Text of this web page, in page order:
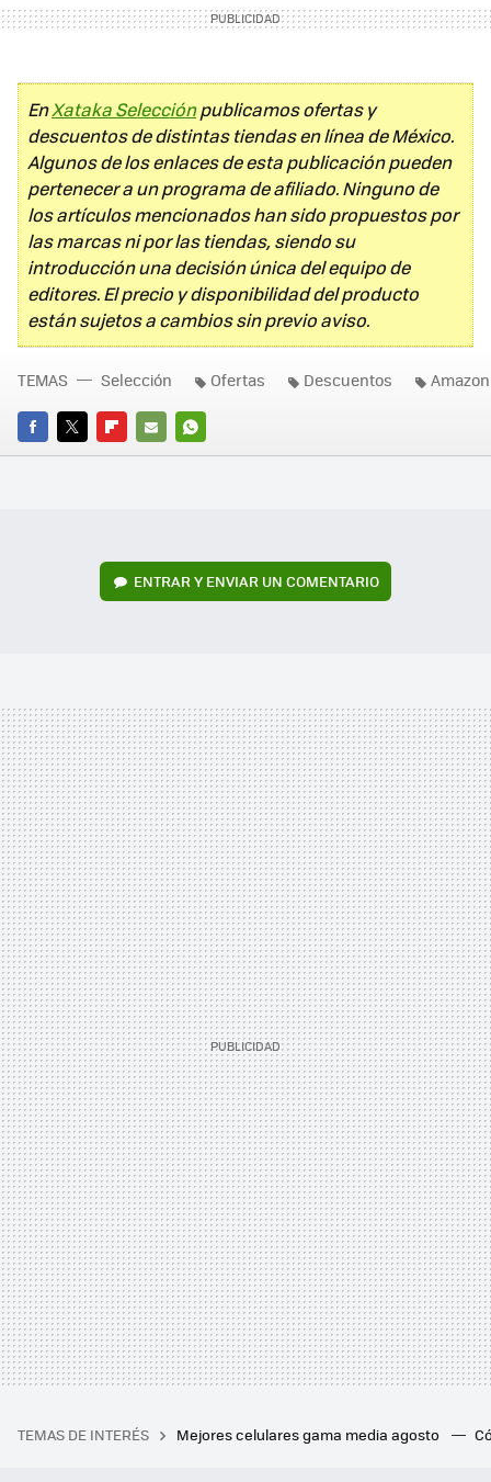
EnXataka Selecciónpublicamos ofertas y
descuentos de distintas tiendas en línea de México.
Algunos de los enlaces de esta publicación pueden
pertenecer a un programa de afiliado. Ninguno de
los artículos mencionados han sido propuestos por
las marcas ni por las tiendas, siendo su
introducción una decisión única del equipo de
editores. El precio y disponibilidad del producto
están sujetos a cambios sin previo aviso.
FACEBOOK
TWITTERFLIPBOARD
E-
WHATSAPP
TEMAS Selección Ofertas Descuentos
ENTRAR Y ENVIAR UN COMENTARIO
TEMAS DE INTERÉS Mejores celulares gama media agosto